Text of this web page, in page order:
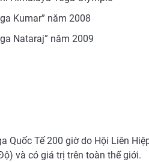
Kumar” năm 2008
Nataraj” năm 2009
Quốc Tế 200 giờ do Hội Liên
và có giá trị trên toàn thế giới.